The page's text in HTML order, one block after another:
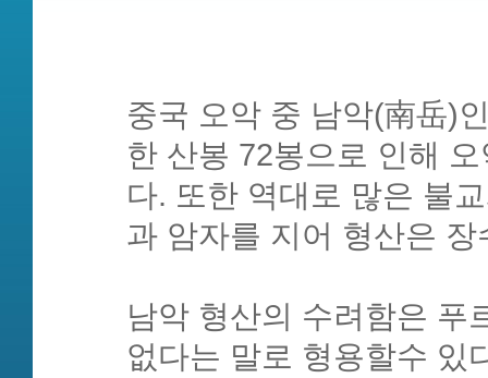
중국 오악 중 남악(南岳)
한 산봉 72봉으로 인해
다. 또한 역대로 많은 불
과 암자를 지어 형산은
남악 형산의 수려함은 푸
없다는 말로 형용할수 있